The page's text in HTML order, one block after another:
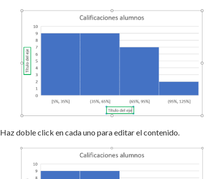
Haz doble click en cada uno para editar el contenido.